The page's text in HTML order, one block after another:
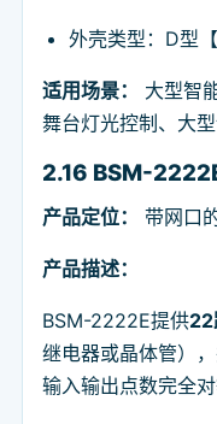
外壳类型：D型
适用场景：
大型智
舞台灯光控制、大
2.16 BSM-
产品定位： 带网口
产品描述：
BSM-2222E提供22
继电器或晶体管）
输入输出点数完全